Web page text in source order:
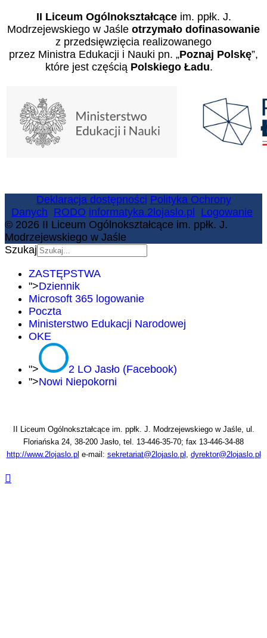
II Liceum Ogólnokształcąceim. ppłk. J.
Modrzejewskiego w Jaśle otrzymało dofinasowanie
z przedsięwzięcia realizowanego
przez Ministra Edukacji i Nauki pn. „Poznaj Polskę”,
które jest częścią Polskiego Ładu.
Deklaracja dostępności Polityka Ochrony
Danych RODO informatyka.2lojaslo.pl
Logowanie
© 2026 II Liceum Ogólnokształcące im. ppłk. J.
Modrzejewskiego w Jaśle
Szukaj
ZASTĘPSTWA
">Dziennik
Microsoft 365 logowanie
Poczta
Ministerstwo Edukacji Narodowej
OKE
">
2 LO Jasło (Facebook)
">Nowi Niepokorni
II Liceum Ogólnokształcące im. ppłk. J. Modrzejewskiego w Jaśle, ul.
Floriańska 24, 38-200 Jasło, tel. 13-446-35-70; fax 13-446-34-88
http://www.2lojaslo.pl e-mail: sekretariat@2lojaslo.pl , dyrektor@2lojaslo.pl